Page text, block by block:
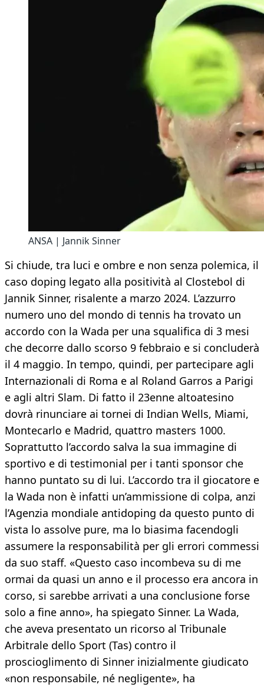
ANSA | Jannik Sinner
Si chiude, tra luci e ombre e non senza polemica, il
caso doping legato alla positività al Clostebol di
Jannik Sinner, risalente a marzo 2024. L’azzurro
numero uno del mondo di tennis ha trovato un
accordo con la Wada per una squalifica di 3 mesi
che decorre dallo scorso 9 febbraio e si concluderà
il 4 maggio. In tempo, quindi, per partecipare agli
Internazionali di Roma e al Roland Garros a Parigi
e agli altri Slam. Di fatto il 23enne altoatesino
dovrà rinunciare ai tornei di Indian Wells, Miami,
Montecarlo e Madrid, quattro masters 1000.
Soprattutto l’accordo salva la sua immagine di
sportivo e di testimonial per i tanti sponsor che
hanno puntato su di lui. L’accordo tra il giocatore e
la Wada non è infatti un’ammissione di colpa, anzi
l’Agenzia mondiale antidoping da questo punto di
vista lo assolve pure, ma lo biasima facendogli
assumere la responsabilità per gli errori commessi
da suo staff. «Questo caso incombeva su di me
ormai da quasi un anno e il processo era ancora in
corso, si sarebbe arrivati a una conclusione forse
solo a fine anno», ha spiegato Sinner. La Wada,
che aveva presentato un ricorso al Tribunale
Arbitrale dello Sport (Tas) contro il
proscioglimento di Sinner inizialmente giudicato
«non responsabile, né negligente», ha